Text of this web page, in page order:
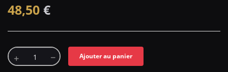
48,50 €
Ajouter au panier